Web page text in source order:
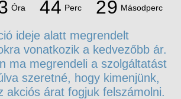
3
Óra
4
4
4 Perc 28 Másodperc
ideje alatt megrendelt
vonatkozik a kedvezőbb ár.
ma megrendeli a szolgáltatást
szeretné, hogy kimenjünk,
akciós árat fogjuk felszámolni.